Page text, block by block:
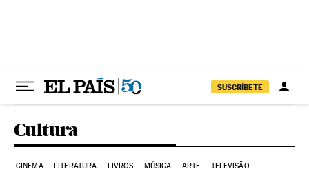
SUSCRÍBETE
Cultura
CINEMA LITERATURA LIVROS MÚSICA ARTE TELEVISÃO